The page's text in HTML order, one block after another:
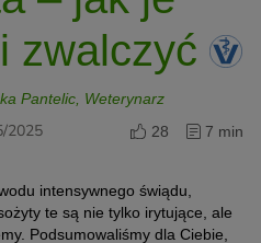
zwalczyć
Pantelic, Weterynarz
2025 28 7 min
intensywnego świądu,
te są nie tylko irytujące, ale
Podsumowaliśmy dla Ciebie,